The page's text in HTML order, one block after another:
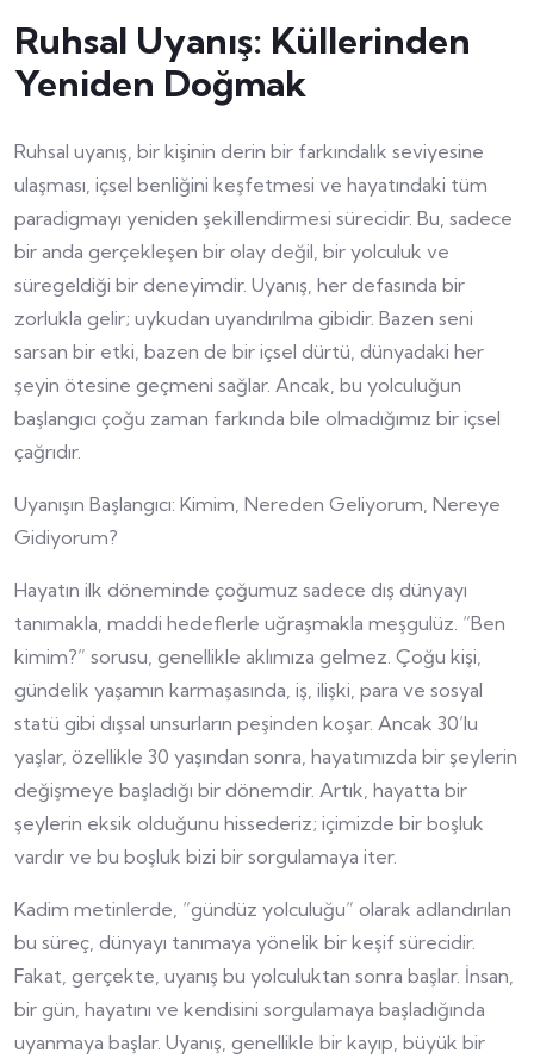
Ruhsal Uyanış: Küllerinden
Yeniden Doğmak
Ruhsal uyanış, bir kişinin derin bir farkındalık seviyesine
ulaşması, içsel benliğini keşfetmesi ve hayatındaki tüm
paradigmayı yeniden şekillendirmesi sürecidir. Bu, sadece
bir anda gerçekleşen bir olay değil, bir yolculuk ve
süregeldiği bir deneyimdir. Uyanış, her defasında bir
zorlukla gelir; uykudan uyandırılma gibidir. Bazen seni
sarsan bir etki, bazen de bir içsel dürtü, dünyadaki her
şeyin ötesine geçmeni sağlar. Ancak, bu yolculuğun
başlangıcı çoğu zaman farkında bile olmadığımız bir içsel
çağrıdır.
Uyanışın Başlangıcı: Kimim, Nereden Geliyorum, Nereye
Gidiyorum?
Hayatın ilk döneminde çoğumuz sadece dış dünyayı
tanımakla, maddi hedeflerle uğraşmakla meşgulüz. “Ben
kimim?” sorusu, genellikle aklımıza gelmez. Çoğu kişi,
gündelik yaşamın karmaşasında, iş, ilişki, para ve sosyal
statü gibi dışsal unsurların peşinden koşar. Ancak 30’lu
yaşlar, özellikle 30 yaşından sonra, hayatımızda bir şeylerin
değişmeye başladığı bir dönemdir. Artık, hayatta bir
şeylerin eksik olduğunu hissederiz; içimizde bir boşluk
vardır ve bu boşluk bizi bir sorgulamaya iter.
Kadim metinlerde, “gündüz yolculuğu” olarak adlandırılan
bu süreç, dünyayı tanımaya yönelik bir keşif sürecidir.
Fakat, gerçekte, uyanış bu yolculuktan sonra başlar. İnsan,
bir gün, hayatını ve kendisini sorgulamaya başladığında
uyanmaya başlar. Uyanış, genellikle bir kayıp, büyük bir